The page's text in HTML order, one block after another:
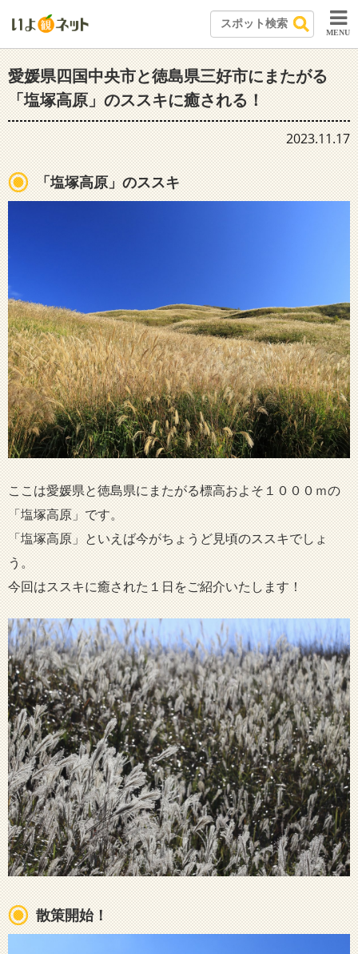
MENU
愛媛県四国中央市と徳島県三好市にまたがる
「塩塚高原」のススキに癒される！
2023.11.17
「塩塚高原」のススキ
ここは愛媛県と徳島県にまたがる標高およそ１０００ｍの
「塩塚高原」です。
「塩塚高原」といえば今がちょうど見頃のススキでしょ
う。
今回はススキに癒された１日をご紹介いたします！
散策開始！